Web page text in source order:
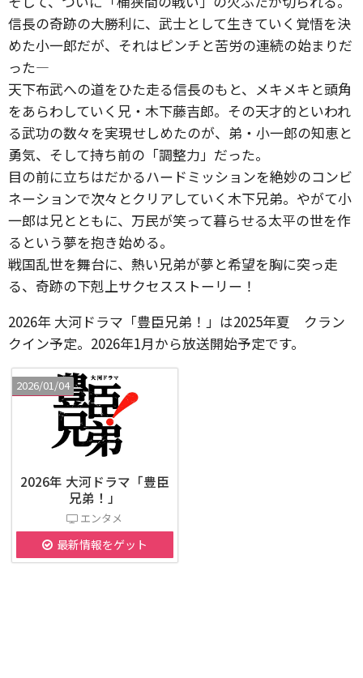
信長の奇跡の大勝利に、武士として生きていく覚悟を決
めた小一郎だが、それはピンチと苦労の連続の始まりだ
った―
天下布武への道をひた走る信長のもと、メキメキと頭角
をあらわしていく兄・木下藤吉郎。その天才的といわれ
る武功の数々を実現せしめたのが、弟・小一郎の知恵と
勇気、そして持ち前の「調整力」だった。
目の前に立ちはだかるハードミッションを絶妙のコンビ
ネーションで次々とクリアしていく木下兄弟。やがて小
一郎は兄とともに、万民が笑って暮らせる太平の世を作
るという夢を抱き始める。
戦国乱世を舞台に、熱い兄弟が夢と希望を胸に突っ走
る、奇跡の下剋上サクセスストーリー！
2026年 大河ドラマ「豊臣兄弟！」は2025年夏 クラン
クイン予定。2026年1月から放送開始予定です。
2026/01/04
2026年 大河ドラマ「豊臣
兄弟！」
エンタメ
最新情報をゲット